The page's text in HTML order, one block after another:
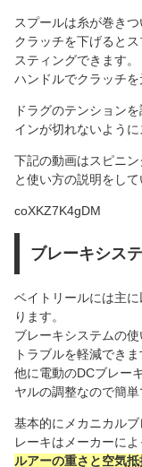
スプールは糸が巻きつ
クラッチを下げると
スティングできます。
ハンドルでクラッチを
ドラグのテンション
インが切れないよう
下記の動画はスピニ
と使い方の説明をして
coXKZ7K4gDM
ブレーキシス
ベイトリールには主
ります。
ブレーキシステムの
トラブルを軽減できま
他に電動のDCブレー
ヤルの調整なので簡単
基本的にメカニカル
レーキはメーカーによ
ルアーの重さと空気